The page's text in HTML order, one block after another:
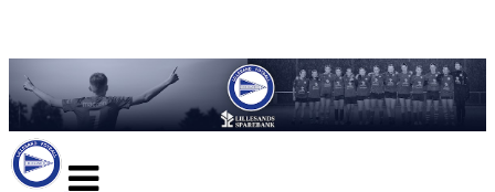
navigasjon